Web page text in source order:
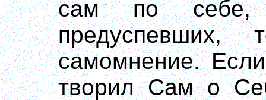
сам по
предуспевших,
самомнение.
творил Сам о